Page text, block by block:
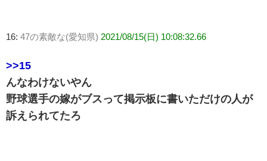
16: 47の素敵な(愛知県) 2021/08/15(日) 10:08:32.66
>>15
んなわけないやん
野球選手の嫁がブスって掲示板に書いただけの人が
訴えられてたろ